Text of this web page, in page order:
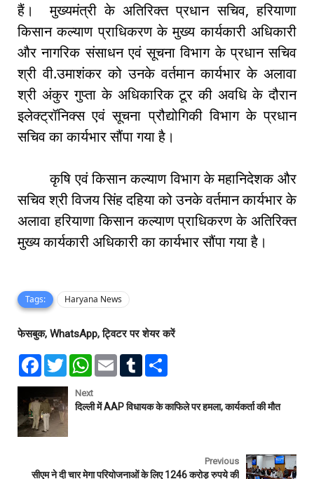
हैं। मुख्यमंत्री के अतिरिक्त प्रधान सचिव, हरियाणा
किसान कल्याण प्राधिकरण के मुख्य कार्यकारी अधिकारी
और नागरिक संसाधन एवं सूचना विभाग के प्रधान सचिव
श्री वी.उमाशंकर को उनके वर्तमान कार्यभार के अलावा
श्री अंकुर गुप्ता के अधिकारिक टूर की अवधि के दौरान
इलेक्ट्रॉनिक्स एवं सूचना प्रौद्योगिकी विभाग के प्रधान
सचिव का कार्यभार सौंपा गया है।
कृषि एवं किसान कल्याण विभाग के महानिदेशक और
सचिव श्री विजय सिंह दहिया को उनके वर्तमान कार्यभार के
अलावा हरियाणा किसान कल्याण प्राधिकरण के अतिरिक्त
मुख्य कार्यकारी अधिकारी का कार्यभार सौंपा गया है।
Tags: Haryana News
फेसबुक, WhatsApp, ट्विटर पर शेयर करें
F
b
o
o
k
T
w
t
t
e
W
t
s
E
l
T
l
e
Next
दिल्ली में AAP विधायक के काफिले पर हमला, कार्यकर्ता की मौत
Previous
सीएम ने दी चार मेगा परियोजनाओं के लिए 1246 करोड़ रुपये की